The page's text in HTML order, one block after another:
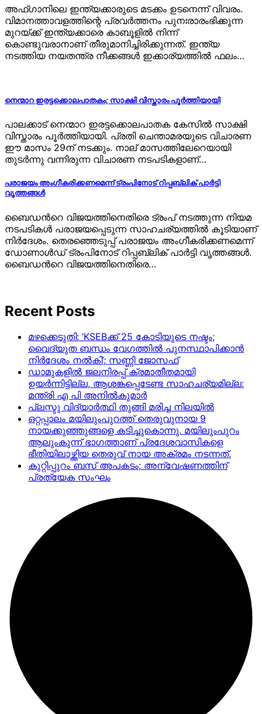
അഫ്ഗാനിലെ ഇന്ത്യക്കാരുടെ മടക്കം ഉടനെന്ന് വിവരം.
വിമാനത്താവളത്തിന്റെ പ്രവര്‍ത്തനം പുനഃരാരംഭിക്കുന്ന
മുറയ്ക്ക് ഇന്ത്യക്കാരെ കാബൂളില്‍ നിന്ന്
കൊണ്ടുവരാനാണ് തീരുമാനിച്ചിരിക്കുന്നത്. ഇന്ത്യ
നടത്തിയ നയതന്ത്ര നീക്കങ്ങള്‍ ഇക്കാര്യത്തില്‍ ഫലം…
നെന്മാറ ഇരട്ടക്കൊലപാതകം; സാക്ഷി വിസ്താരം പൂര്‍ത്തിയായി
പാലക്കാട് നെന്മാറ ഇരട്ടക്കൊലപാതക കേസില്‍ സാക്ഷി
വിസ്താരം പൂര്‍ത്തിയായി. പ്രതി ചെന്താമരയുടെ വിചാരണ
ഈ മാസം 29ന് നടക്കും. നാല് മാസത്തിലേറെയായി
തുടര്‍ന്നു വന്നിരുന്ന വിചാരണ നടപടികളാണ്…
പരാജയം അംഗീകരിക്കണമെന്ന് ട്രംപിനോട് റിപ്പബ്ലിക് പാര്‍ട്ടി
വൃത്തങ്ങള്‍
ബൈഡന്‍റെ വിജയത്തിനെതിരെ ട്രംപ് നടത്തുന്ന നിയമ
നടപടികള്‍ പരാജയപ്പെടുന്ന സാഹചര്യത്തില്‍ കൂടിയാണ്
നിര്‍ദേശം. തെരഞ്ഞെടുപ്പ് പരാജയം അംഗീകരിക്കണമെന്ന്
ഡോണാള്‍ഡ് ട്രംപിനോട് റിപ്പബ്ലിക് പാര്‍ട്ടി വൃത്തങ്ങള്‍.
ബൈഡന്‍റെ വിജയത്തിനെതിരെ…
Recent Posts
മഴക്കെടുതി: ‘KSEBക്ക് 25 കോടിയുടെ നഷ്ടം;
വൈദ്യുത ബന്ധം വേഗത്തിൽ പുനസ്ഥാപിക്കാൻ
നിർ​ദേശം നൽകി’; സണ്ണി ജോസഫ്
ഡാമുകളില്‍ ജലനിരപ്പ് ക്രമാതീതമായി
ഉയര്‍ന്നിട്ടില്ല, ആശങ്കപ്പെടേണ്ട സാഹചര്യമില്ല:
മന്ത്രി എ പി അനില്‍കുമാര്‍
പ്ലസ്ടു വിദ്യാർത്ഥി തുങ്ങി മരിച്ച നിലയിൽ
ഒറ്റപ്പാലം മയിലുംപുറത്ത് തെരുവുനായ 9
നായക്കുഞ്ഞുങ്ങളെ കടിച്ചുകൊന്നു. മയിലുംപുറം
ആലുംകുന്ന് ഭാഗത്താണ് പ്രദേശവാസികളെ
ഭീതിയിലാഴ്ത്തിയ തെരുവ് നായ അക്രമം നടന്നത്.
കുറ്റിപ്പുറം ബസ് അപകടം; അന്വേഷണത്തിന്
പ്രത്യേക സംഘം